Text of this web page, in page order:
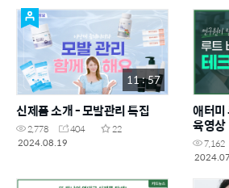
11 : 57
신제품 소개 - 모발관리 특집
2,778 404
22
2024.08.19
애터미
육영상
7,162